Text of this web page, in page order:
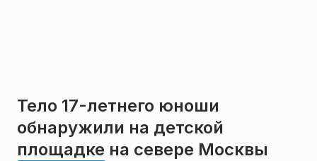
Тело 17-летнего юноши
обнаружили на детской
площадке на севере Москвы